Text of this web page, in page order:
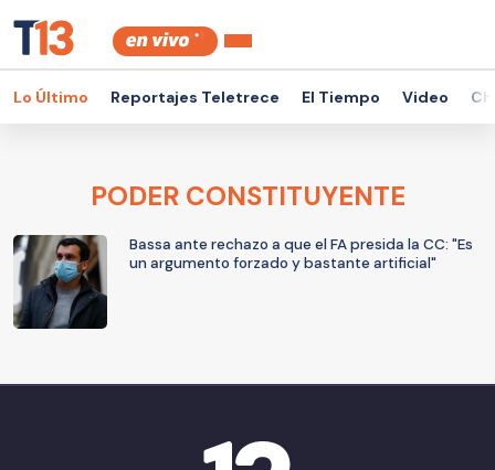
Lo Último Reportajes Teletrece El Tiempo Video
PODER CONSTITUYENTE
Bassa ante rechazo a que el FA presida la CC: "Es
un argumento forzado y bastante artificial"